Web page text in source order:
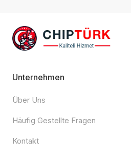
Unternehmen
Über Uns
Häufig Gestellte Fragen
Kontakt